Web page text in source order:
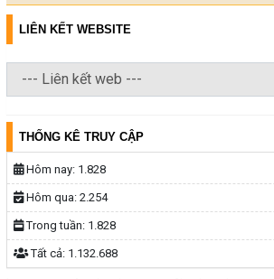
LIÊN KẾT WEBSITE
THỐNG KÊ TRUY CẬP
Hôm nay: 1.828
Hôm qua: 2.254
Trong tuần: 1.828
Tất cả: 1.132.688